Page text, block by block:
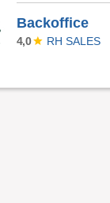
Backoffice
4,0 RH SALES